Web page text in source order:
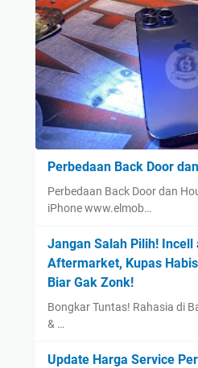
Perbedaan Back Door
Perbedaan Back Door dan
iPhone www.elmob…
Jangan Salah Pilih! Incell
Aftermarket, Kupas
Biar Gak Zonk!
Bongkar Tuntas! Rahasia di
& …
Update Harga Service